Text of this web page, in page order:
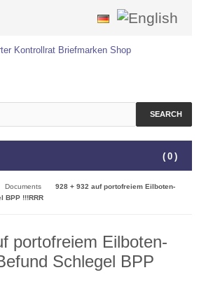
SEARCH
( 0 )
Documents
928 + 932 auf portofreiem Eilboten-
BPP !!!RRR
portofreiem Eilboten-
Schlegel BPP